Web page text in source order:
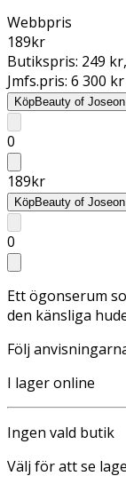
Webbpris
189kr
Butikspris: 249 kr,
Jmfs.pris: 6 300
KöpBeauty of
0
189kr
KöpBeauty of
0
Ett ögonserum
den känsliga
Följ
I lager online
Ingen vald butik
Välj för att se